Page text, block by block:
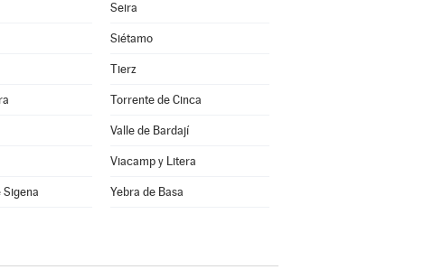
Seira
Siétamo
Tierz
Torrente de Cinca
Valle de Bardají
Viacamp y Litera
Sigena Yebra de Basa